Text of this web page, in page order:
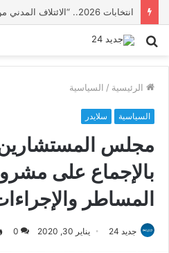
بحث
الرئيسية / السياسية
السياسية سلايدر
مجلس
بالإجماع على
المساطر
جديد 24 يناير 30, 2020 0